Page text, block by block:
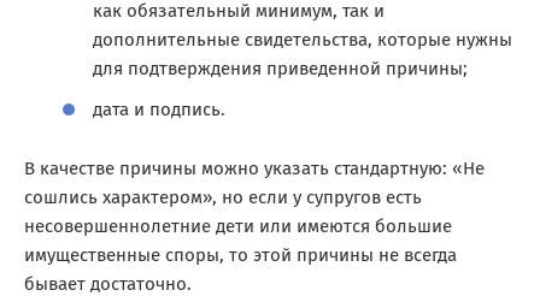
как обязательный минимум, так и
дополнительные свидетельства, которые нужны
для подтверждения приведенной причины;
дата и подпись.
В качестве причины можно указать стандартную: «Не
сошлись характером», но если у супругов есть
несовершеннолетние дети или имеются большие
имущественные споры, то этой причины не всегда
бывает достаточно.